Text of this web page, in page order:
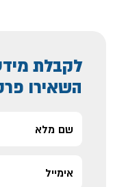
לקבלת
השאירו